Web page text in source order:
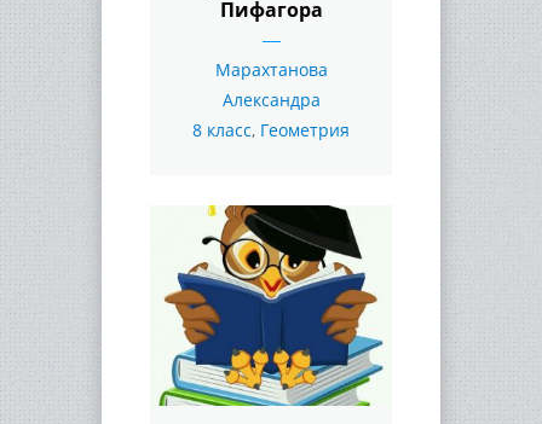
Пифагора
Марахтанова
Александра
8 класс, Геометрия